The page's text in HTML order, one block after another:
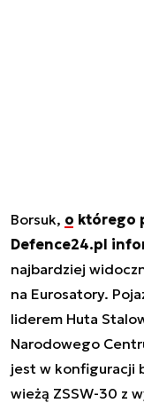
Borsuk, o którego
Defence24.pl
najbardziej
na Eurosatory.
liderem Huta
Narodowego
jest w konfiguracji
wieżą ZSSW-30 z